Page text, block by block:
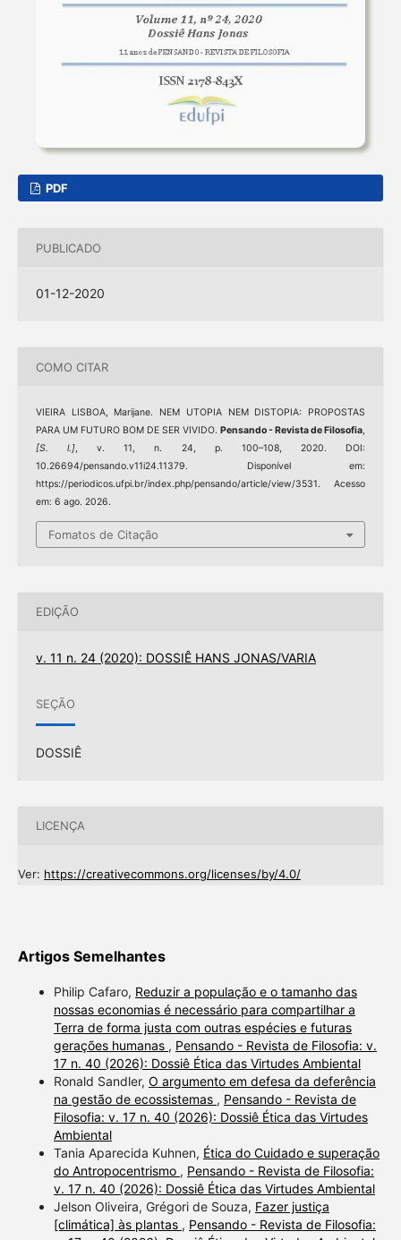
PDF
PUBLICADO
01-12-2020
COMO CITAR
VIEIRA LISBOA, Marijane. NEM UTOPIA NEM DISTOPIA: PROPOSTAS
PARA UM FUTURO BOM DE SER VIVIDO.Pensando - Revista de Filosofia,
[S. l.], v. 11, n. 24, p. 100–108, 2020. DOI:
10.26694/pensando.v11i24.11379. Disponível em:
https://periodicos.ufpi.br/index.php/pensando/article/view/3531. Acesso
em: 6 ago. 2026.
Fomatos de Citação
EDIÇÃO
v. 11 n. 24 (2020): DOSSIÊ HANS JONAS/VARIA
SEÇÃO
DOSSIÊ
LICENÇA
Ver: https://creativecommons.org/licenses/by/4.0/
Artigos Semelhantes
Philip Cafaro, Reduzir a população e o tamanho das
nossas economias é necessário para compartilhar a
Terra de forma justa com outras espécies e futuras
gerações humanas , Pensando - Revista de Filosofia: v.
17 n. 40 (2026): Dossiê Ética das Virtudes Ambiental
Ronald Sandler, O argumento em defesa da deferência
na gestão de ecossistemas , Pensando - Revista de
Filosofia: v. 17 n. 40 (2026): Dossiê Ética das Virtudes
Ambiental
Tania Aparecida Kuhnen, Ética do Cuidado e superação
do Antropocentrismo , Pensando - Revista de Filosofia:
v. 17 n. 40 (2026): Dossiê Ética das Virtudes Ambiental
Jelson Oliveira, Grégori de Souza, Fazer justiça
[climática] às plantas , Pensando - Revista de Filosofia: